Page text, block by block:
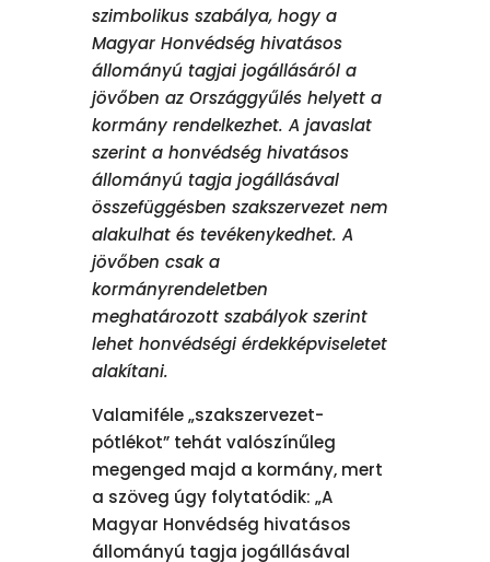
szimbolikus szabálya, hogy a
Magyar Honvédség hivatásos
állományú tagjai jogállásáról a
jövőben az Országgyűlés helyett a
kormány rendelkezhet. A javaslat
szerint a honvédség hivatásos
állományú tagja jogállásával
összefüggésben szakszervezet nem
alakulhat és tevékenykedhet. A
jövőben csak a
kormányrendeletben
meghatározott szabályok szerint
lehet honvédségi érdekképviseletet
alakítani.
Valamiféle „szakszervezet-
pótlékot” tehát valószínűleg
megenged majd a kormány, mert
a szöveg úgy folytatódik: „A
Magyar Honvédség hivatásos
állományú tagja jogállásával